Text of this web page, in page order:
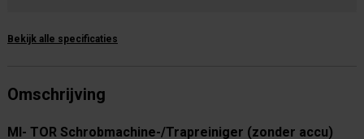
Bekijk alle specificaties
Omschrijving
MI- TOR Schrobmachine-/Trapreiniger (zonder accu)